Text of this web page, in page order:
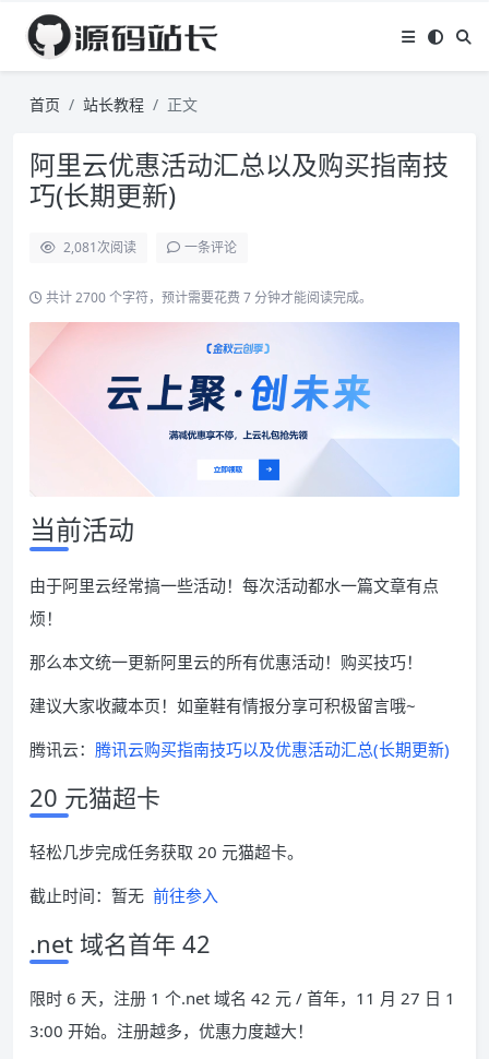
首页 站长教程 正文
阿里云优惠活动汇总以及购买指南技
巧(长期更新)
2,081次阅读 一条评论
共计 2700 个字符，预计需要花费 7 分钟才能阅读完成。
当前活动
由于阿里云经常搞一些活动！每次活动都水一篇文章有点
烦！
那么本文统一更新阿里云的所有优惠活动！购买技巧！
建议大家收藏本页！如童鞋有情报分享可积极留言哦~
腾讯云： 腾讯云购买指南技巧以及优惠活动汇总(长期更新)
20 元猫超卡
轻松几步完成任务获取 20 元猫超卡。
截止时间：暂无 前往参入
.net 域名首年 42
限时 6 天，注册 1 个.net 域名 42 元 / 首年，11 月 27 日 1
3:00 开始。注册越多，优惠力度越大！